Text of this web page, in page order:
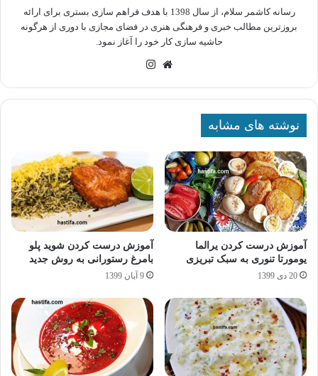
رسانه کاشمر سلام، از سال 1398 با هدف فراهم سازی بستری برای ارائه
بروزترین مطالب خبری و فرهنگی هنری در فضای مجازی با دوری از هرگونه
حاشیه سازی کار خود را آغاز نمود.
وبسایت
نوشته های مشابه
آموزش درست کردن یرالما
یومورتا تنوری به سبک تبریزی
20 دی 1399
آموزش درست کردن شوید پلو
بامرغ رستورانی به روش جدید
9 آبان 1399